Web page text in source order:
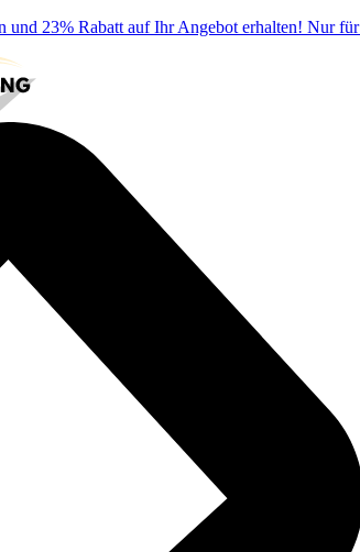
und 23% Rabatt auf Ihr Angebot erhalten! Nur